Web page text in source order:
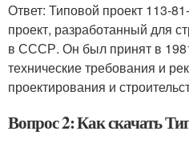
Ответ: Типовой проект 113-
проект, разработанный для
в СССР. Он был принят в
технические требования и
проектирования и
Вопрос 2: Как скачать